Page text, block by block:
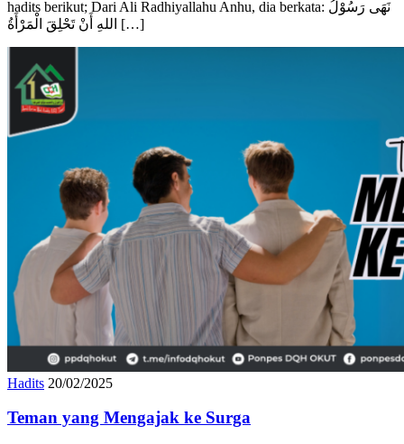
Hadits 20/02/2025
Teman yang Mengajak ke Surga
Teman yang Mengajak ke Surga Dalam Islam, persahabatan